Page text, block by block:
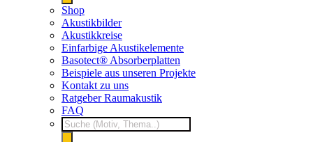
Shop
Akustikbilder
Akustikkreise
Einfarbige Akustikelemente
Basotect® Absorberplatten
Beispiele aus unseren Projekte
Kontakt zu uns
Ratgeber Raumakustik
FAQ
Products
search